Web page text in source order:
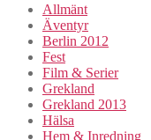
Allmänt
Äventyr
Berlin 2012
Fest
Film & Serier
Grekland
Grekland 2013
Hälsa
Hem & Inredning